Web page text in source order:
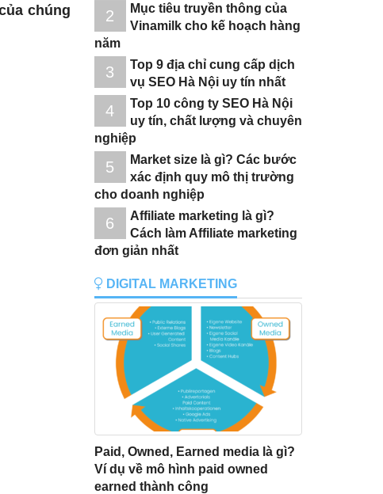
chúng
2
Mục tiêu truyền thông của
Vinamilk cho kế hoạch hàng
năm
3
Top 9 địa chỉ cung cấp dịch
vụ SEO Hà Nội uy tín nhất
4
Top 10 công ty SEO Hà Nội
uy tín, chất lượng và chuyên
nghiệp
5
Market size là gì? Các bước
xác định quy mô thị trường
cho doanh nghiệp
6
Affiliate marketing là gì?
Cách làm Affiliate marketing
đơn giản nhất
DIGITAL MARKETING
Paid, Owned, Earned media là gì?
Ví dụ về mô hình paid owned
earned thành công